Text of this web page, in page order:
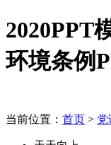
2020PPT
环境条例
当前位置： 首页 > 党